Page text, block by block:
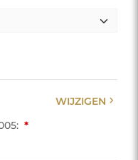
WIJZIGEN chevron_right
*